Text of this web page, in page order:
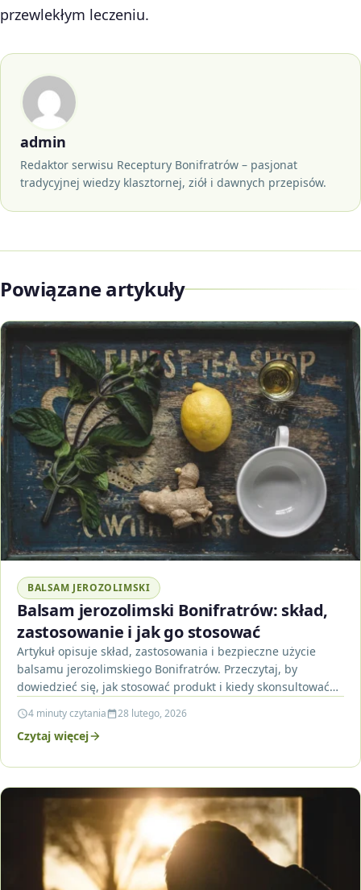
przewlekłym leczeniu.
admin
Redaktor serwisu Receptury Bonifratrów – pasjonat
tradycyjnej wiedzy klasztornej, ziół i dawnych przepisów.
Powiązane artykuły
BALSAM JEROZOLIMSKI
Balsam jerozolimski Bonifratrów: skład,
zastosowanie i jak go stosować
Artykuł opisuje skład, zastosowania i bezpieczne użycie
balsamu jerozolimskiego Bonifratrów. Przeczytaj, by
dowiedzieć się, jak stosować produkt i kiedy skonsultować
4 minuty czytania 28 lutego, 2026
Czytaj więcej